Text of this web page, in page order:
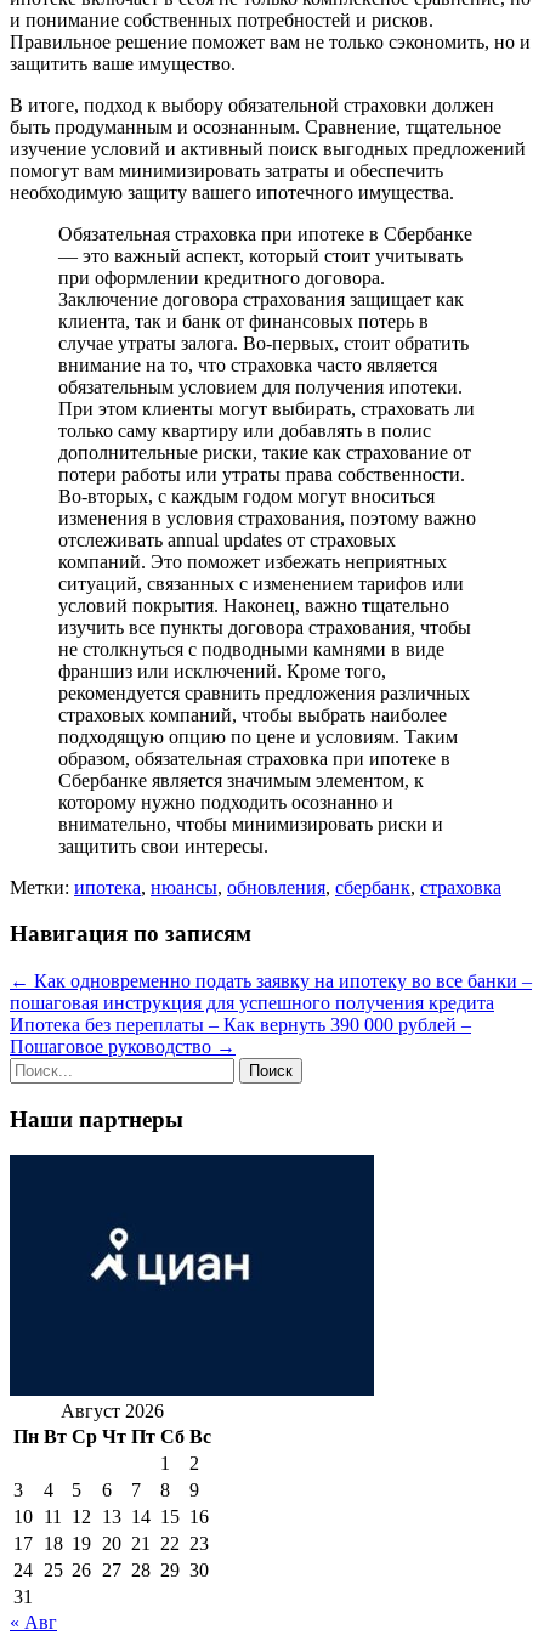
и понимание собственных потребностей и рисков.
Правильное решение поможет вам не только сэкономить, но и
защитить ваше имущество.
В итоге, подход к выбору обязательной страховки должен
быть продуманным и осознанным. Сравнение, тщательное
изучение условий и активный поиск выгодных предложений
помогут вам минимизировать затраты и обеспечить
необходимую защиту вашего ипотечного имущества.
Обязательная страховка при ипотеке в Сбербанке
— это важный аспект, который стоит учитывать
при оформлении кредитного договора.
Заключение договора страхования защищает как
клиента, так и банк от финансовых потерь в
случае утраты залога. Во-первых, стоит обратить
внимание на то, что страховка часто является
обязательным условием для получения ипотеки.
При этом клиенты могут выбирать, страховать ли
только саму квартиру или добавлять в полис
дополнительные риски, такие как страхование от
потери работы или утраты права собственности.
Во-вторых, с каждым годом могут вноситься
изменения в условия страхования, поэтому важно
отслеживать annual updates от страховых
компаний. Это поможет избежать неприятных
ситуаций, связанных с изменением тарифов или
условий покрытия. Наконец, важно тщательно
изучить все пункты договора страхования, чтобы
не столкнуться с подводными камнями в виде
франшиз или исключений. Кроме того,
рекомендуется сравнить предложения различных
страховых компаний, чтобы выбрать наиболее
подходящую опцию по цене и условиям. Таким
образом, обязательная страховка при ипотеке в
Сбербанке является значимым элементом, к
которому нужно подходить осознанно и
внимательно, чтобы минимизировать риски и
защитить свои интересы.
Метки: ипотека, нюансы, обновления, сбербанк, страховка
Навигация по записям
← Как одновременно подать заявку на ипотеку во все банки –
пошаговая инструкция для успешного получения кредита
Ипотека без переплаты – Как вернуть 390 000 рублей –
Пошаговое руководство →
Наши партнеры
Август 2026
Пн Вт Ср Чт Пт Сб Вс
1
2
3
4 5 6 7 8
9
10 11 12 13 14 15 16
17 18 19 20 21 22 23
24 25 26 27 28 29 30
31
« Авг